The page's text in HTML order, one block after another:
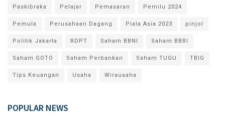
Paskibraka Pelajar Pemasaran Pemilu 2024
Pemula Perusahaan Dagang Piala Asia 2023 pinjol
Politik Jakarta RDPT Saham BBNI Saham BBRI
Saham GOTO Saham Perbankan Saham TUGU TBIG
Tips Keuangan Usaha Wirausaha
POPULAR NEWS